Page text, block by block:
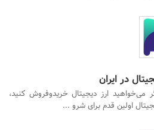
می‌خواهید ارز دیجیتال خریدوفروش کنید،
اولین قدم برای شرو ...